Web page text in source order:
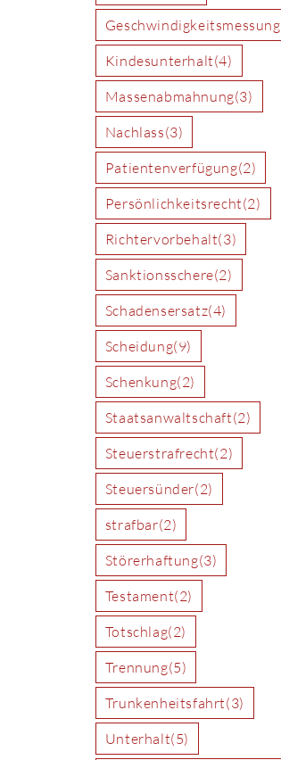
Geschwindigkeitsmessung
Kindesunterhalt(4)
Massenabmahnung(3)
Nachlass(3)
Patientenverfügung(2)
Persönlichkeitsrecht(2)
Richtervorbehalt(3)
Sanktionsschere(2)
Schadensersatz(4)
Scheidung(9)
Schenkung(2)
Staatsanwaltschaft(2)
Steuerstrafrecht(2)
Steuersünder(2)
strafbar(2)
Störerhaftung(3)
Testament(2)
Totschlag(2)
Trennung(5)
Trunkenheitsfahrt(3)
Unterhalt(5)